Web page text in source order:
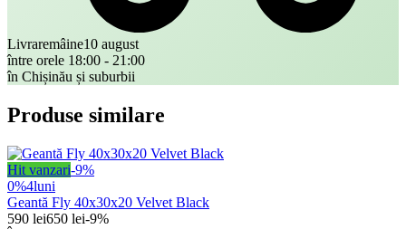
Livraremâine10 august
între orele 18:00 - 21:00
în Chișinău și suburbii
Produse similare
Hit vanzari-9%
0%4luni
Geantă Fly 40x30x20 Velvet Black
590 lei650 lei-9%